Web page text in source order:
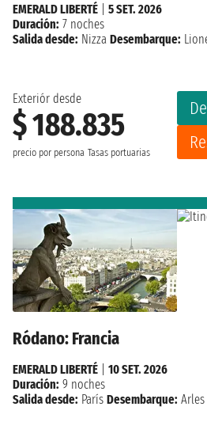
Exteriór desde
$ 188.835
precio por persona Tasas portuarias
EMERALD LIBERTÉ
5 SET. 2026
Duración: 7 noches
Salida desde: Nizza Desembarque:
Ródano: Francia
EMERALD LIBERTÉ
10 SET. 2026
Duración: 9 noches
Salida desde: París Desembarque: Arles